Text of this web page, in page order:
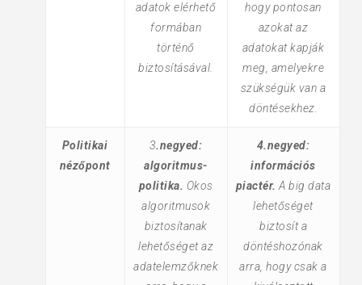
adatok elérhető
formában
történő
biztosításával.
hogy pontosan
azokat az
adatokat kapják
meg, amelyekre
szükségük van a
döntésekhez.
Politikai
nézőpont
3.negyed:
algoritmus-
politika. Okos
algoritmusok
biztosítanak
lehetőséget az
adatelemzőknek
4.negyed:
információs
piactér. A big data
lehetőséget
biztosít a
döntéshozónak
arra, hogy csak a